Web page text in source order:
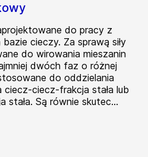
do pracy z
cieczy. Za sprawą siły
do wirowania mieszanin
dwóch faz o różnej
do oddzielania
ciecz-frakcja stała lub
stała. Są równie skutec...